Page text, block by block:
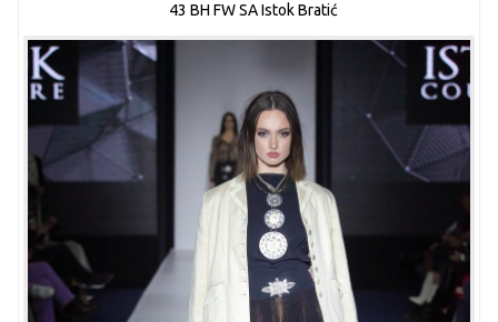
43 BH FW SA Istok Bratić